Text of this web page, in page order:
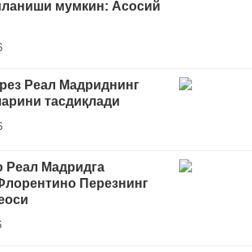
мумкин: Асосий
Реал Мадриднинг
тасдиқлади
Мадридга
Перезнинг